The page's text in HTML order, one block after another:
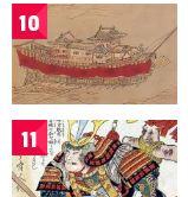
10
11